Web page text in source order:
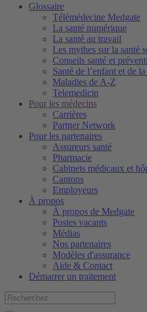
Glossaire
Télémédecine Medgate
La santé numérique
La santé au travail
Les mythes sur la santé
Conseils santé et
Santé de l’enfant et de
Maladies de A-Z
Telemedicin
Pour les médecins
Carrières
Partner Network
Pour les partenaires
Assureurs santé
Pharmacie
Cabinets médicaux et
Cantons
Employeurs
À propos
À propos de Medgate
Postes vacants
Médias
Nos partenaires
Modèles d'assurance
Aide & Contact
Démarrer un traitement